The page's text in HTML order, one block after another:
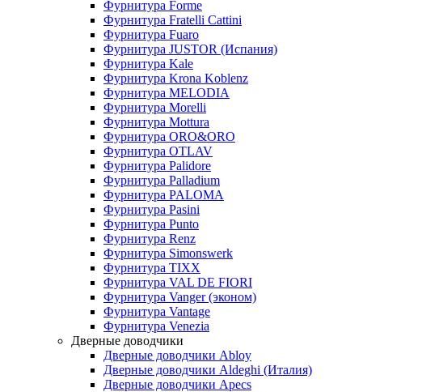
Фурнитура Forme
Фурнитура Fratelli Cattini
Фурнитура Fuaro
Фурнитура JUSTOR (Испания)
Фурнитура Kale
Фурнитура Krona Koblenz
Фурнитура MELODIA
Фурнитура Morelli
Фурнитура Mottura
Фурнитура ORO&ORO
Фурнитура OTLAV
Фурнитура Palidore
Фурнитура Palladium
Фурнитура PALOMA
Фурнитура Pasini
Фурнитура Punto
Фурнитура Renz
Фурнитура Simonswerk
Фурнитура TIXX
Фурнитура VAL DE FIORI
Фурнитура Vanger (эконом)
Фурнитура Vantage
Фурнитура Venezia
Дверные доводчики
Дверные доводчики Abloy
Дверные доводчики Aldeghi (Италия)
Дверные доводчики Apecs